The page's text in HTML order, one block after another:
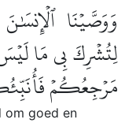
وَوَصَّيۡنَا
لِتُشۡرِكَ بِي مَا
مَرۡجِعُكُمۡ
om goed en